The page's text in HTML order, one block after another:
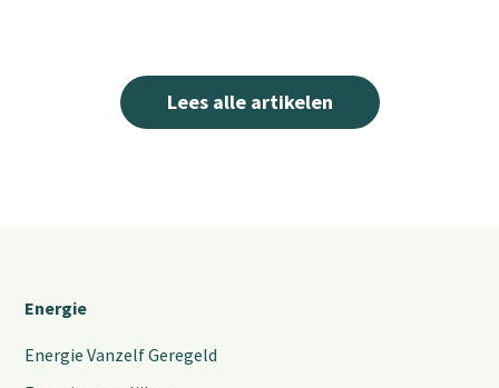
Lees alle artikelen
Energie
Energie Vanzelf Geregeld